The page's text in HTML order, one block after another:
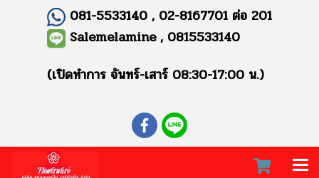
081-5533140 , 02-8167701 ต่อ 201
Salemelamine , 0815533140
(เปิดทำการ จันทร์-เสาร์ 08:30-17:00 น.)